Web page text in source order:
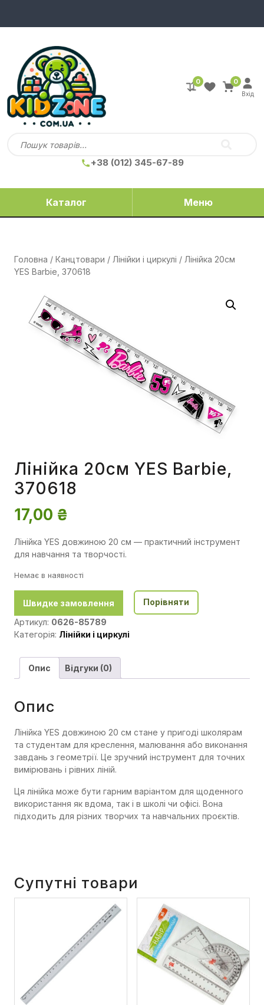
+38 (012) 345-67-89
0 0
Вхід
Каталог Меню
Головна / Канцтовари / Лінійки і циркулі / Лінійка 20см
YES Barbie, 370618
Лінійка 20см YES Barbie,
370618
17,00 ₴
Лінійка YES довжиною 20 см — практичний інструмент
для навчання та творчості.
Немає в наявності
Швидке замовлення
Порівняти
Артикул: 0626-85789
Категорія: Лінійки і циркулі
Опис Відгуки (0)
Опис
Лінійка YES довжиною 20 см стане у пригоді школярам
та студентам для креслення, малювання або виконання
завдань з геометрії. Це зручний інструмент для точних
вимірювань і рівних ліній.
Ця лінійка може бути гарним варіантом для щоденного
використання як вдома, так і в школі чи офісі. Вона
підходить для різних творчих та навчальних проєктів.
Супутні товари